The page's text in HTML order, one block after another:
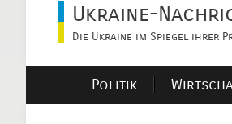
Ukraine-
Die Ukraine im Spiegel ihrer
Politik